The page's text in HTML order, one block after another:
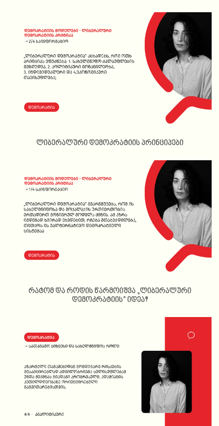
ლიბერალური დემოკრატიის პრინციპები
რატომ და როდის წარმოიშვა „ლიბერალური
დემოკრატიის” იდეა?